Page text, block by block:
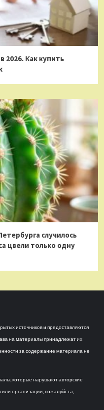
2026. Как купить
случилось
цвели только одну
источников и предоставляются
на материалы принадлежат их
за содержание материала не
которые нарушают авторские
организации, пожалуйста,